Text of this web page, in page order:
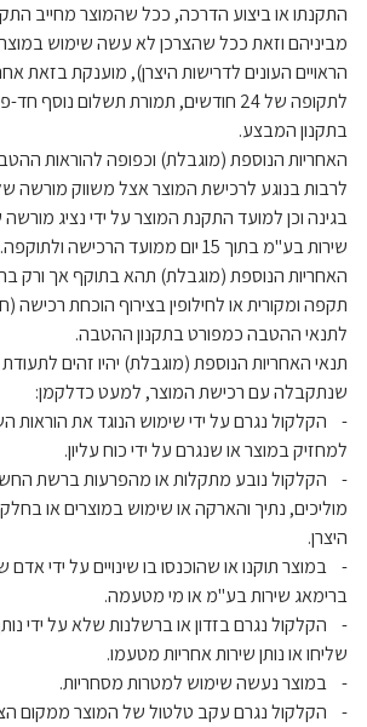
התקנתו או ביצוע הדרכה, ככל שהמוצר מחייב
מביניהם וזאת ככל שהצרכן לא עשה שימוש
הראויים העונים לדרישות היצרן), מוענקת בזאת
לתקופה של 24 חודשים, תמורת תשלום
בתקנון המבצע.
האחריות הנוספת (מוגבלת) וכפופה להוראות
לרבות בנוגע לרכישת המוצר אצל משווק מורשה
בגינה וכן למועד התקנת המוצר על ידי נציג
שירות בע"מ בתוך 15 יום ממועד הרכישה ולתוקפה.
האחריות הנוספת (מוגבלת) תהא בתוקף אך ורק
תקפה ומקורית או לחילופין בצירוף הוכחת
לתנאי ההטבה כמפורט בתקנון ההטבה.
תנאי האחריות הנוספת (מוגבלת) יהיו זהים
שנתקבלה עם רכישת המוצר, למעט כדלקמן:
- הקלקול נגרם על ידי שימוש הנוגד את הוראות
למחזיק במוצר או שנגרם על ידי כוח עליון.
- הקלקול נובע מתקלות או מהפרעות ברשת
מוליכים, נתיך והארקה או שימוש במוצרים או
היצרן.
- במוצר תוקנו או שהוכנסו בו שינויים על ידי
ברימאג שירות בע"מ או מי מטעמה.
- הקלקול נגרם בזדון או ברשלנות שלא על ידי
שליחו או נותן שירות אחריות מטעמו.
- במוצר נעשה שימוש למטרות מסחריות.
- הקלקול נגרם עקב טלטול של המוצר ממקום